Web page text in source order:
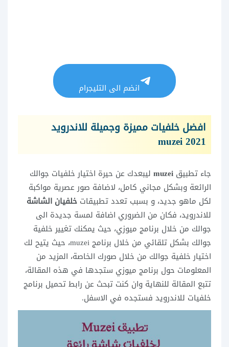
انضم الى التليجرام
افضل خلفيات مميزة وجميلة للاندرويد
2021 muzei
جاء تطبيق
ليبعدك عن حيرة اختيار خلفيات جوالك
الرائعة وبشكل مجاني كامل، لاضافة صور عصرية مواكبة
لكل ماهو جديد، و بسبب تعدد تطبيقات خلفيان الشاشة
للاندرويد، فكان من الضروري اضافة لمسة جديدة الى
جوالك من خلال برنامج ميوزي، حيث يمكنك تغيير خلفية
جوالك بشكل تلقائي من خلال برنامج muzei، حيث يتيح لك
اختيار خلفية جوالك من خلال صورك الخاصة، المزيد من
المعلومات حول برنامج ميوزي ستجدها في هذه المقالة،
تتبع المقالة للنهاية وان كنت تبحث عن رابط تحميل برنامج
خلفيات للاندرويد فستجده في الاسفل.